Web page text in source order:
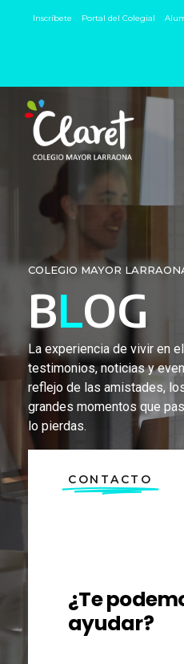
Inscríbete Portal del Colegial
COLEGIO MAYOR
BLOG
La experiencia de vivir en
testimonios, noticias y
reflejo de las amistades,
grandes momentos que
lo pierdas.
CONTACTO
¿Te
ayudar?